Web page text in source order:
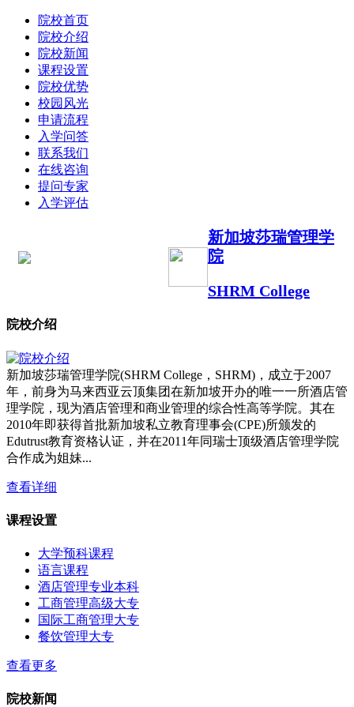
院校首页
院校介绍
院校新闻
课程设置
院校优势
校园风光
申请流程
入学问答
联系我们
在线咨询
提问专家
入学评估
新加坡莎瑞管理学
院
SHRM College
院校介绍
新加坡莎瑞管理学院(SHRM College，SHRM)，成立于2007
年，前身为马来西亚云顶集团在新加坡开办的唯一一所酒店管
理学院，现为酒店管理和商业管理的综合性高等学院。其在
2010年即获得首批新加坡私立教育理事会(CPE)所颁发的
Edutrust教育资格认证，并在2011年同瑞士顶级酒店管理学院
合作成为姐妹...
查看详细
课程设置
大学预科课程
语言课程
酒店管理专业本科
工商管理高级大专
国际工商管理大专
餐饮管理大专
查看更多
院校新闻